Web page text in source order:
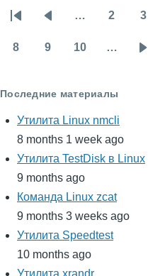
Нумерация
страниц
Первая
страница
Предыдущая
страница
… 2 3
8 9 10 …
Последние материалы
Утилита Linux nmcli
8 months 1 week ago
Утилита TestDisk в Linux
9 months ago
Команда Linux zcat
9 months 3 weeks ago
Утилита Speedtest
10 months ago